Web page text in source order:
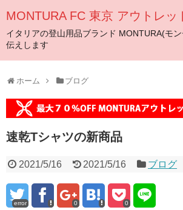
MONTURA FC 東京 アウトレッ
イタリアの登山用品ブランド MONTURA(モ
伝えします
ホーム ブログ
速乾Tシャツの新商品
2021/5/16 2021/5/16 ブログ
error 0 0